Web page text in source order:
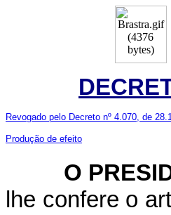
Revogado pelo Decreto nº 4.070, de
Produção de efeito
O
lhe confere o